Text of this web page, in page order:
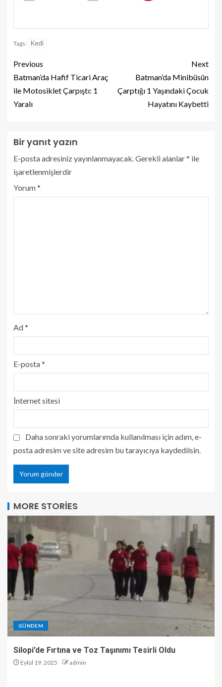
Tags: Kedi
Previous
Batman’da Hafif Ticari Araç
ile Motosiklet Çarpıştı: 1
Yaralı
Next
Batman’da Minibüsün
Çarptığı 1 Yaşındaki Çocuk
Hayatını Kaybetti
Bir yanıt yazın
E-posta adresiniz yayınlanmayacak. Gerekli alanlar* ile
işaretlenmişlerdir
Yorum*
Ad*
E-posta*
İnternet sitesi
Daha sonraki yorumlarımda kullanılması için adım, e-
posta adresim ve site adresim bu tarayıcıya kaydedilsin.
MORE STORIES
GÜNDEM
Silopi’de Fırtına ve Toz Taşınımı Tesirli Oldu
Eylül 19, 2025 admin